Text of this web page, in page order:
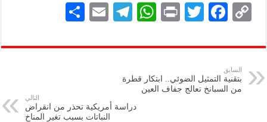
C
p
y
Li
F
eb
k
T
tt
P
nt
W
at
A
p
Te
gr
E
ai
ar
السابق
بتقنية التمثيل الضوئي.. ابتكار قطرة
من السبانخ تعالج جفاف العين
التالي
دراسة أمريكية تحذر من انقراض
النباتات بسبب تغير المناخ